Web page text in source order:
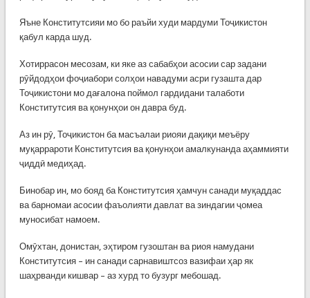
Яъне Конститутсияи мо бо раъйи худи мардуми Тоҷикистон
қабул карда шуд.
Хотиррасон месозам, ки яке аз сабабҳои асосии сар задани
рӯйдодҳои фоҷиабори солҳои навадуми асри гузашта дар
Тоҷикистони мо дағалона поймол гардидани талаботи
Конститутсия ва қонунҳои он давра буд.
Аз ин рӯ, Тоҷикистон ба масъалаи риояи дақиқи меъёру
муқаррароти Конститутсия ва қонунҳои амалкунанда аҳаммияти
ҷиддӣ медиҳад.
Бинобар ин, мо бояд ба Конститутсия ҳамчун санади муқаддас
ва барномаи асосии фаъолияти давлат ва зиндагии ҷомеа
муносибат намоем.
Омӯхтан, донистан, эҳтиром гузоштан ва риоя намудани
Конститутсия – ин санади сарнавиштсоз вазифаи ҳар як
шаҳрванди кишвар – аз хурд то бузург мебошад.